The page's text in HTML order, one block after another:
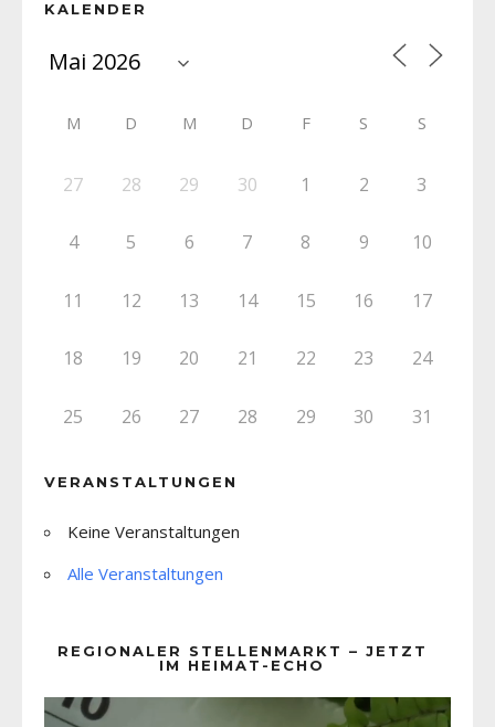
KALENDER
M D M D F S S
27 28 29 30 1 2 3
4 5 6 7 8 9 10
11 12 13 14 15 16 17
18 19 20 21 22 23 24
25 26 27 28 29 30 31
VERANSTALTUNGEN
Keine Veranstaltungen
Alle Veranstaltungen
REGIONALER STELLENMARKT – JETZT
IM HEIMAT-ECHO